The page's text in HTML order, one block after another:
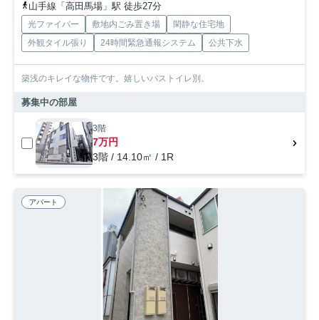
山手線「高田馬場」駅 徒歩27分
光ファイバー 敷地内ごみ置き場
閑静な住宅地
外観タイル張り
24時間緊急通報システム 公共下水
築浅のキレイな物件です。嬉しいバストイレ別。
募集中の部屋
3階
7万円
3階 / 14.10㎡ / 1R
アパート